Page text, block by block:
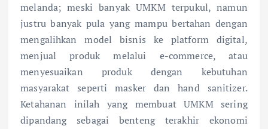
melanda; meski banyak UMKM terpukul, namun
justru banyak pula yang mampu bertahan dengan
mengalihkan model bisnis ke platform digital,
menjual produk melalui e-commerce, atau
menyesuaikan produk dengan kebutuhan
masyarakat seperti masker dan hand sanitizer.
Ketahanan inilah yang membuat UMKM sering
dipandang sebagai benteng terakhir ekonomi